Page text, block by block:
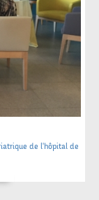
de l'hôpital de